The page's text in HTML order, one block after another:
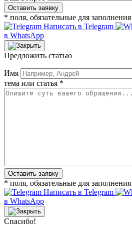
* поля, обязательные для заполнения
Написать в Telegram
в WhatsApp
Предложить статью
Имя
тема или статья *
* поля, обязательные для заполнения
Написать в Telegram
в WhatsApp
Спасибо!